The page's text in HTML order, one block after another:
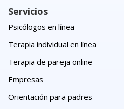
Servicios
Psicólogos en línea
Terapia individual en línea
Terapia de pareja online
Empresas
Orientación para padres